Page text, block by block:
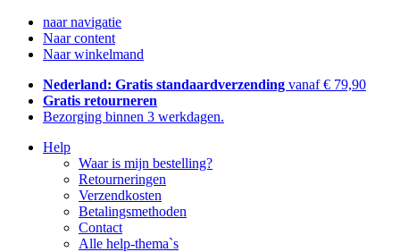
naar navigatie
Naar content
Naar winkelmand
Nederland: Gratis standaardverzending vanaf € 79,90
Gratis retourneren
Bezorging binnen 3 werkdagen.
Help
Waar is mijn bestelling?
Retourneringen
Verzendkosten
Betalingsmethoden
Contact
Alle help-thema`s